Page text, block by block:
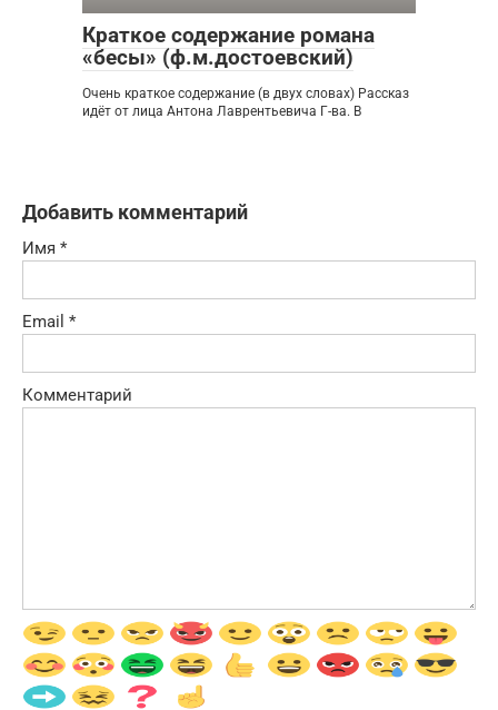
Краткое содержание романа
«бесы» (ф.м.достоевский)
Очень краткое содержание (в двух словах) Рассказ
идёт от лица Антона Лаврентьевича Г-ва. В
Добавить комментарий
Имя *
Email *
Комментарий